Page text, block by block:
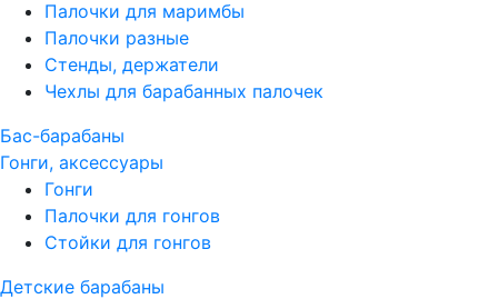
Палочки для маримбы
Палочки разные
Стенды, держатели
Чехлы для барабанных палочек
Бас-барабаны
Гонги, аксессуары
Гонги
Палочки для гонгов
Стойки для гонгов
Детские барабаны